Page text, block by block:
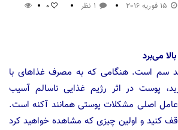
15 فوریه 2016 1 نظر 0
می‌برد
سم است. هنگامی که به مصرف غذاهای با
پوست در اثر رژیم غذایی ناسالم آسیب
اصلی مشکلات پوستی همانند آکنه است.
کنید و اولین چیزی که مشاهده خواهید کرد